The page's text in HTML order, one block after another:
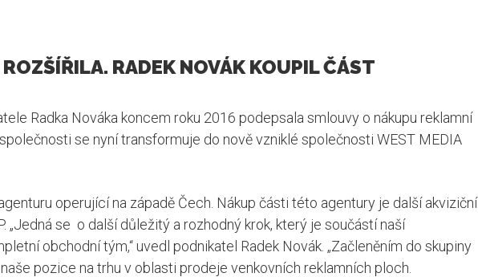
RADEK NOVÁK KOUPIL ČÁST
Radka Nováka koncem roku 2016 podepsala smlouvy o nákupu reklamní
se nyní transformuje do nově vzniklé společnosti WEST MEDIA
operující na západě Čech. Nákup části této agentury je další akviziční
„Jedná se o další důležitý a rozhodný krok, který je součástí naší
obchodní tým,“ uvedl podnikatel Radek Novák. „Začleněním do skupiny
pozice na trhu v oblasti prodeje venkovních reklamních ploch.